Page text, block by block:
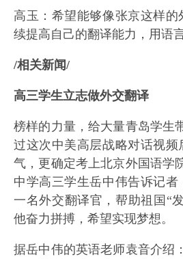
高玉：希望能够像张京这样
续提高自己的翻译能力，用语
/相关新闻/
高三学生立志做外交翻译
榜样的力量，给大量青岛学生
过这次中美高层战略对话视频
气，更确定考上北京外国语学
中学高三学生岳中伟告诉记
一名外交翻译官，帮助祖国“
他奋力拼搏，希望实现梦想。
据岳中伟的英语老师袁音介绍